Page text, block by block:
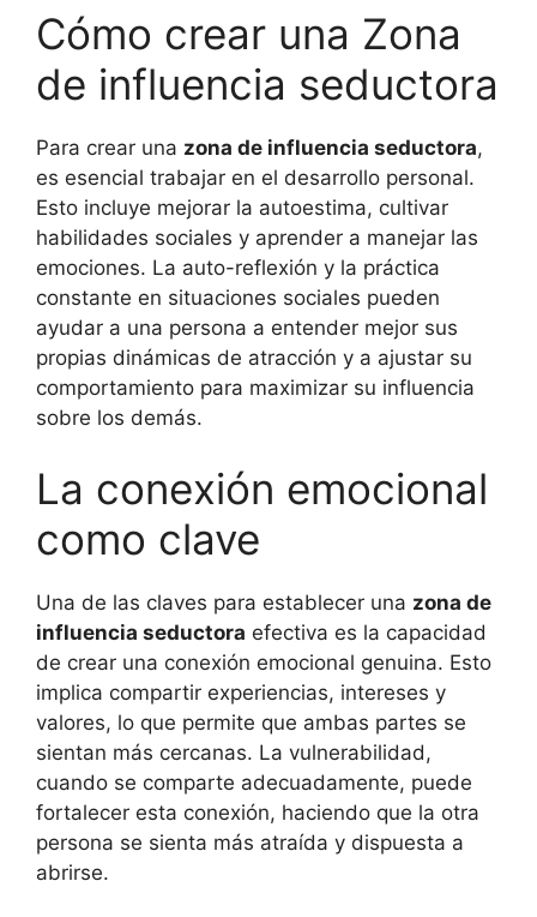
Cómo crear una Zona
de influencia seductora
Para crear una zona de influencia seductora,
es esencial trabajar en el desarrollo personal.
Esto incluye mejorar la autoestima, cultivar
habilidades sociales y aprender a manejar las
emociones. La auto-reflexión y la práctica
constante en situaciones sociales pueden
ayudar a una persona a entender mejor sus
propias dinámicas de atracción y a ajustar su
comportamiento para maximizar su influencia
sobre los demás.
La conexión emocional
como clave
Una de las claves para establecer una zona de
influencia seductora efectiva es la capacidad
de crear una conexión emocional genuina. Esto
implica compartir experiencias, intereses y
valores, lo que permite que ambas partes se
sientan más cercanas. La vulnerabilidad,
cuando se comparte adecuadamente, puede
fortalecer esta conexión, haciendo que la otra
persona se sienta más atraída y dispuesta a
abrirse.